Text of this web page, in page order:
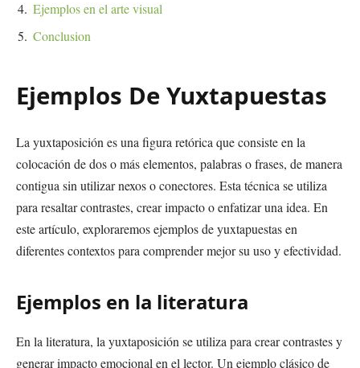
Ejemplos en el arte visual
Conclusion
Ejemplos De Yuxtapuestas
La yuxtaposición es una figura retórica que consiste en la
colocación de dos o más elementos, palabras o frases, de manera
contigua sin utilizar nexos o conectores. Esta técnica se utiliza
para resaltar contrastes, crear impacto o enfatizar una idea. En
este artículo, exploraremos ejemplos de yuxtapuestas en
diferentes contextos para comprender mejor su uso y efectividad.
Ejemplos en la literatura
En la literatura, la yuxtaposición se utiliza para crear contrastes y
generar impacto emocional en el lector. Un ejemplo clásico de